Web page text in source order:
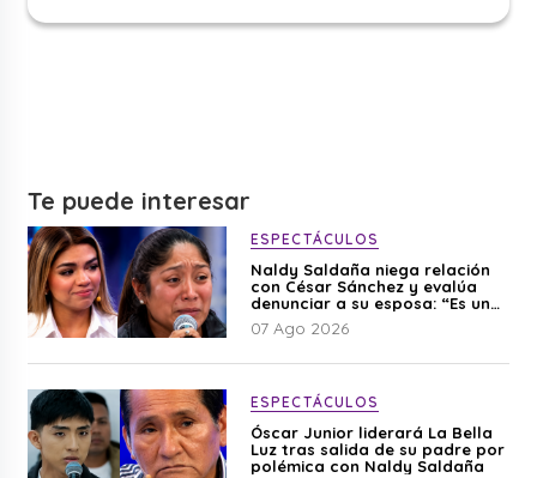
Te puede interesar
ESPECTÁCULOS
Naldy Saldaña niega relación
con César Sánchez y evalúa
denunciar a su esposa: “Es una
difamación”
07 Ago 2026
ESPECTÁCULOS
Óscar Junior liderará La Bella
Luz tras salida de su padre por
polémica con Naldy Saldaña